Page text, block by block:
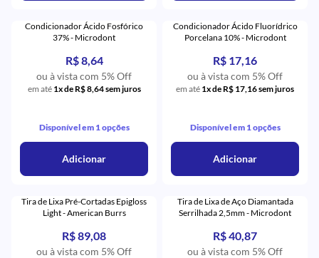
Condicionador Ácido Fosfórico
37% - Microdont
R$ 8,64
ou à vista com 5% Off
em até 1x de R$ 8,64 sem juros
Disponível em 1 opções
Adicionar
Condicionador Ácido Fluorídrico
Porcelana 10% - Microdont
R$ 17,16
ou à vista com 5% Off
em até 1x de R$ 17,16 sem juros
Disponível em 1 opções
Adicionar
Tira de Lixa Pré-Cortadas Epigloss
Light - American Burrs
R$ 89,08
ou à vista com 5% Off
Tira de Lixa de Aço Diamantada
Serrilhada 2,5mm - Microdont
R$ 40,87
ou à vista com 5% Off